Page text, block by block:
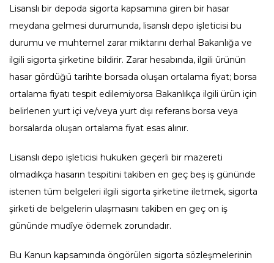
Lisanslı bir depoda sigorta kapsamına giren bir hasar
meydana gelmesi durumunda, lisanslı depo işleticisi bu
durumu ve muhtemel zarar miktarını derhal Bakanlığa ve
ilgili sigorta şirketine bildirir. Zarar hesabında, ilgili ürünün
hasar gördüğü tarihte borsada oluşan ortalama fiyat; borsa
ortalama fiyatı tespit edilemiyorsa Bakanlıkça ilgili ürün için
belirlenen yurt içi ve/veya yurt dışı referans borsa veya
borsalarda oluşan ortalama fiyat esas alınır.
Lisanslı depo işleticisi hukuken geçerli bir mazereti
olmadıkça hasarın tespitini takiben en geç beş iş gününde
istenen tüm belgeleri ilgili sigorta şirketine iletmek, sigorta
şirketi de belgelerin ulaşmasını takiben en geç on iş
gününde mudîye ödemek zorundadır.
Bu Kanun kapsamında öngörülen sigorta sözleşmelerinin